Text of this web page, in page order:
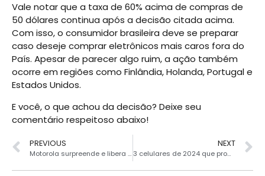
Vale notar que a taxa de 60% acima de compras de
50 dólares continua após a decisão citada acima.
Com isso, o consumidor brasileira deve se preparar
caso deseje comprar eletrônicos mais caros fora do
País. Apesar de parecer algo ruim, a ação também
ocorre em regiões como Finlândia, Holanda, Portugal e
Estados Unidos.
E você, o que achou da decisão? Deixe seu
comentário respeitoso abaixo!
PREVIOUS
Motorola surpreende e libera Android 15 para dois celulares
NEXT
3 celulares de 2024 que prometem bombar em 2025